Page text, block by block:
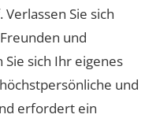
Sie sich
und
sich Ihr eigenes
und
erfordert ein